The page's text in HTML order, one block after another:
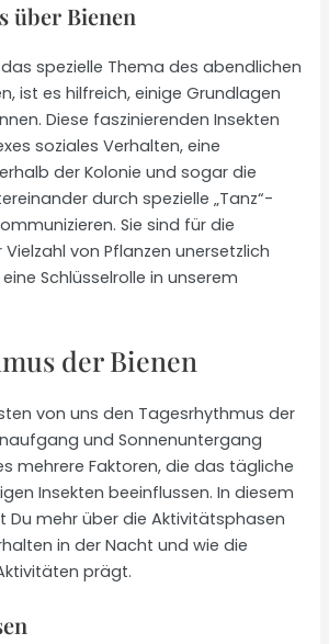
über Bienen
spezielle Thema des abendlichen
ist es hilfreich, einige Grundlagen
Diese faszinierenden Insekten
soziales Verhalten, eine
der Kolonie und sogar die
durch spezielle „Tanz“-
Sie sind für die
von Pflanzen unersetzlich
Schlüsselrolle in unserem
der Bienen
von uns den Tagesrhythmus der
und Sonnenuntergang
mehrere Faktoren, die das tägliche
Insekten beeinflussen. In diesem
Du mehr über die Aktivitätsphasen
in der Nacht und wie die
prägt.